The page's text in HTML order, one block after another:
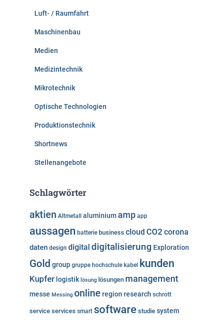
Luft- / Raumfahrt
Maschinenbau
Medien
Medizintechnik
Mikrotechnik
Optische Technologien
Produktionstechnik
Shortnews
Stellenangebote
Schlagwörter
aktien Altmetall aluminiumamp app
aussagen batterie business cloud CO2 corona
daten design digital digitalisierung Exploration
Gold group gruppe hochschule kabel kunden
Kupfer logistik lösung lösungen management
messe Messing online region research schrott
service services smart software studie system